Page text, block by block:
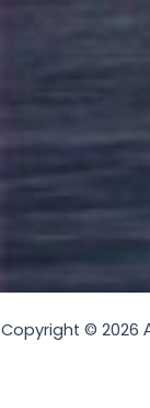
Copyright © 2026